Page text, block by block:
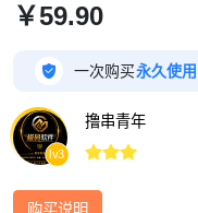
￥59.90
 一次购买永久使用
lv3
撸串青年
